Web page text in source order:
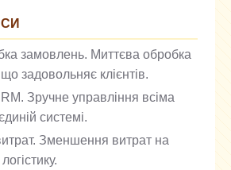
замовлень. Миттєва обробка
задовольняє клієнтів.
Зручне управління всіма
системі.
Зменшення витрат на